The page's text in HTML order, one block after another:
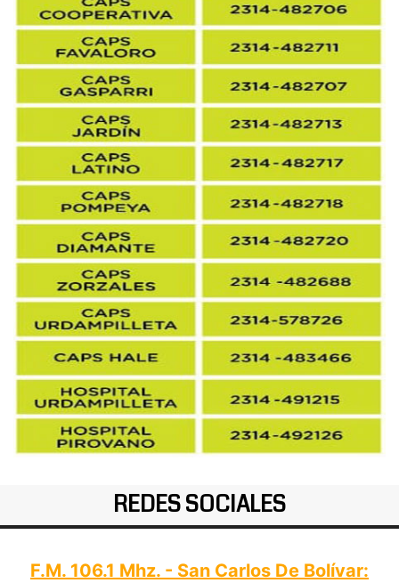
REDES SOCIALES
F.M. 106.1 Mhz. - San Carlos De Bolívar: